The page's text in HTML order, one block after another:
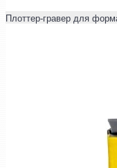
Плоттер-гравер для